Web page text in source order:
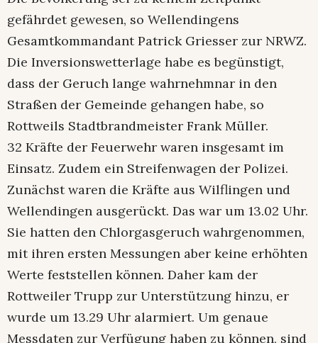
gefährdet gewesen, so Wellendingens
Gesamtkommandant Patrick Griesser zur NRWZ.
Die Inversionswetterlage habe es begünstigt,
dass der Geruch lange wahrnehmnar in den
Straßen der Gemeinde gehangen habe, so
Rottweils Stadtbrandmeister Frank Müller.
32 Kräfte der Feuerwehr waren insgesamt im
Einsatz. Zudem ein Streifenwagen der Polizei.
Zunächst waren die Kräfte aus Wilflingen und
Wellendingen ausgerückt. Das war um 13.02 Uhr.
Sie hatten den Chlorgasgeruch wahrgenommen,
mit ihren ersten Messungen aber keine erhöhten
Werte feststellen können. Daher kam der
Rottweiler Trupp zur Unterstützung hinzu, er
wurde um 13.29 Uhr alarmiert. Um genaue
Messdaten zur Verfügung haben zu können, sind